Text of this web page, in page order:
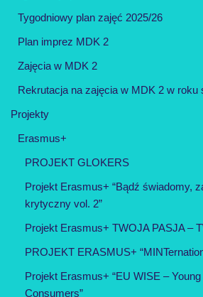
Tygodniowy plan zajęć 2025/26
Plan imprez MDK 2
Zajęcia w MDK 2
Rekrutacja na zajęcia w MDK 2 w roku
Projekty
Erasmus+
PROJEKT GLOKERS
Projekt Erasmus+ “Bądź świadomy,
krytyczny vol. 2”
Projekt Erasmus+ TWOJA PASJA –
PROJEKT ERASMUS+
Projekt Erasmus+ “EU WISE –
Consumers”